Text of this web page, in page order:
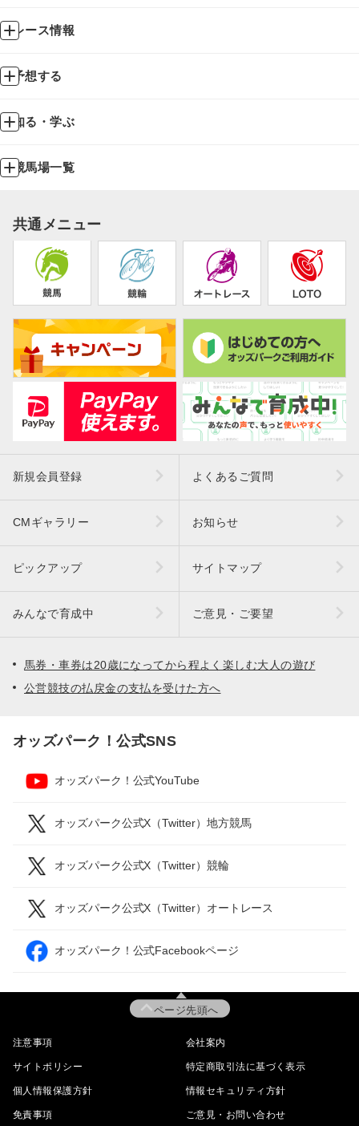
レース情報
予想する
知る・学ぶ
競馬場一覧
共通メニュー
新規会員登録 よくあるご質問
CMギャラリー お知らせ
ピックアップ サイトマップ
みんなで育成中 ご意見・ご要望
馬券・車券は20歳になってから程よく楽しむ大人の遊び
公営競技の払戻金の支払を受けた方へ
オッズパーク！公式SNS
オッズパーク！公式YouTube
オッズパーク公式X（Twitter）地方競馬
オッズパーク公式X（Twitter）競輪
オッズパーク公式X（Twitter）オートレース
オッズパーク！公式Facebookページ
ページ先頭へ
注意事項 会社案内
サイトポリシー 特定商取引法に基づく表示
個人情報保護方針 情報セキュリティ方針
免責事項 ご意見・お問い合わせ